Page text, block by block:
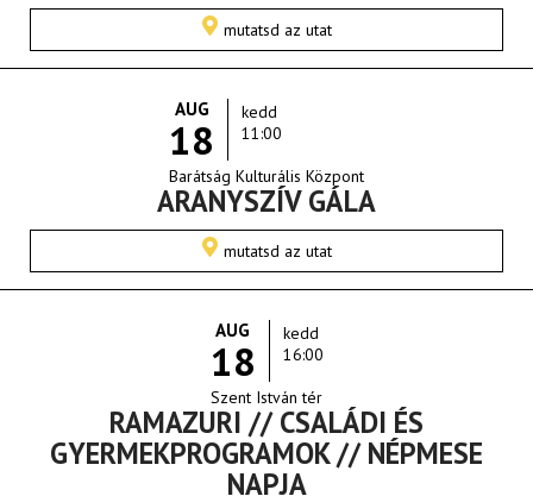
mutatsd az utat
AUG
18
kedd
11:00
Barátság Kulturális Központ
ARANYSZÍV GÁLA
mutatsd az utat
AUG
18
kedd
16:00
Szent István tér
RAMAZURI // CSALÁDI ÉS
GYERMEKPROGRAMOK // NÉPMESE
NAPJA